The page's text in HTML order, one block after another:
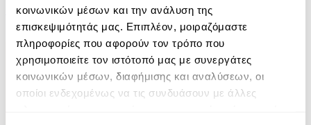
κοινωνικών μέσων και την ανάλυση της
επισκεψιμότητάς μας. Επιπλέον, μοιραζόμαστε
πληροφορίες που αφορούν τον τρόπο που
χρησιμοποιείτε τον ιστότοπό μας με συνεργάτες
κοινωνικών μέσων, διαφήμισης και αναλύσεων, οι
οποίοι ενδεχομένως να τις συνδυάσουν με άλλες
Ρέιμοντ Κάρβερ
7.99€